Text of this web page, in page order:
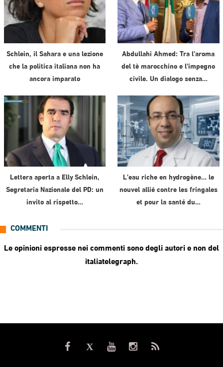
Schlein, il Sahara e una lezione
che la politica italiana non ha
ancora imparato
Abdullahi Ahmed: Tra l’aroma
del tè marocchino e l’impegno
civile. Un dialogo senza…
Lettera aperta a Elly Schlein,
Segretaria Nazionale del PD: un
invito al rispetto…
L’eau riche en hydrogène… le
nouvel allié contre les fringales
et pour la santé du…
COMMENTI
Le opinioni espresse nei commenti sono degli autori e non del
italiatelegraph.